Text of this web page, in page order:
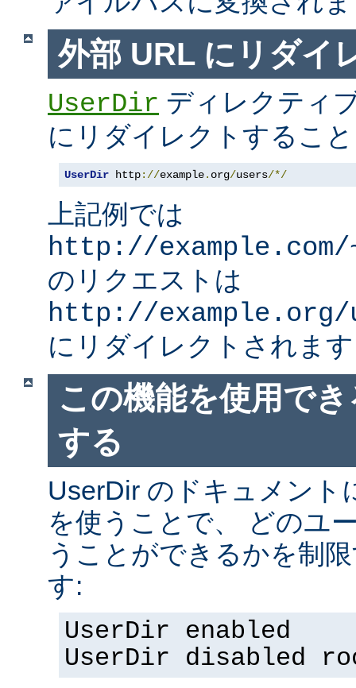
外部 URL にリダイ
UserDir ディレクティ
にリダイレクトするこ
UserDir http://example. org/users/*/
上記例では
http://example.com/
のリクエストは
http://example.org/
にリダイレクトされま
この機能を使用で
する
UserDir のドキュメント
を使うことで、 どのユ
うことができるかを制
す:
UserDir enabled
UserDir disabled